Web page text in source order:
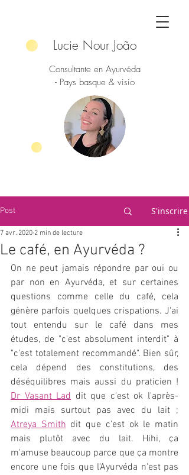
Lucie Nour João
Consultante en Ayurvéda
- Pays basque & visio
Post S'inscrire
Le café, en Ayurvéda ?
7 avr. 2020 2 min de lecture
On ne peut jamais répondre par oui ou
par non en Ayurvéda, et sur certaines
questions comme celle du café, cela
génère parfois quelques crispations. J'ai
tout entendu sur le café dans mes
études, de "c'est absolument interdit" à
"c'est totalement recommandé". Bien sûr,
cela dépend des constitutions, des
Dr Vasant Lad dit que c'est ok l'après-
Atreya Smith dit que c'est ok le matin
mais plutôt avec du lait. Hihi, ça
m'amuse beaucoup parce que ça montre
encore une fois que l'Ayurvéda n'est pas